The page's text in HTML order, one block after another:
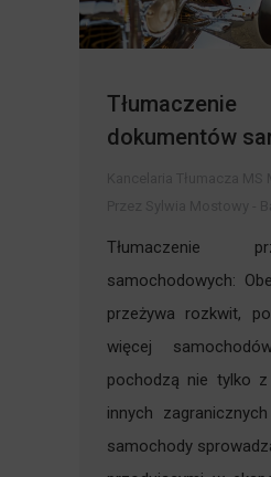
dokumentów
Tłumaczenie
samochodowych:
przeżywa rozkwit,
więcej
pochodzą nie tylko
innych
samochody